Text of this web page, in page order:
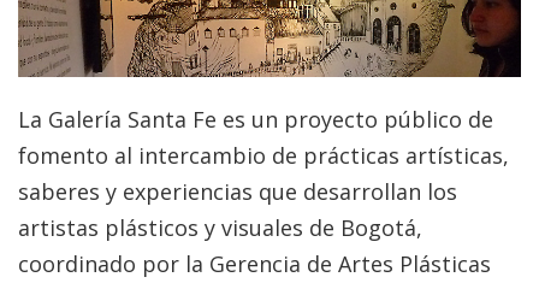
La Galería Santa Fe es un proyecto público de
fomento al intercambio de prácticas artísticas,
saberes y experiencias que desarrollan los
artistas plásticos y visuales de Bogotá,
coordinado por la Gerencia de Artes Plásticas